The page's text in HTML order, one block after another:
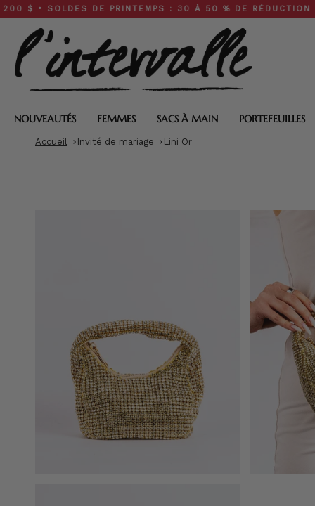
Skip
to
content
DE PRINTEMPS : 30 À 50 % DE RÉDUCTION SUR
NOUVEAUTÉS FEMMES SACS À MAIN PORTEFEUILLES
Accueil Invité de mariage Lini Or